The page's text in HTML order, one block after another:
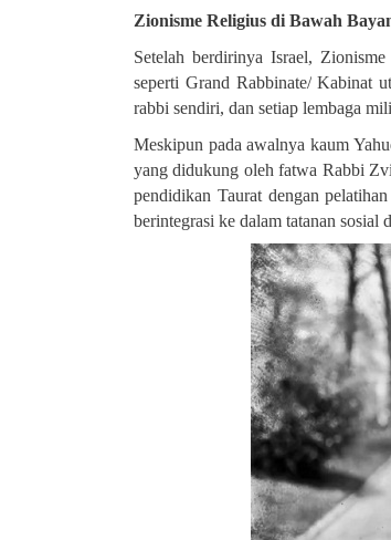
Zionisme Religius di Bawah
Setelah berdirinya Israel,
seperti Grand Rabbinate/ Kabinat
rabbi sendiri, dan setiap lembaga
Meskipun pada awalnya kaum
yang didukung oleh fatwa Rabbi
pendidikan Taurat dengan
berintegrasi ke dalam tatanan sosial